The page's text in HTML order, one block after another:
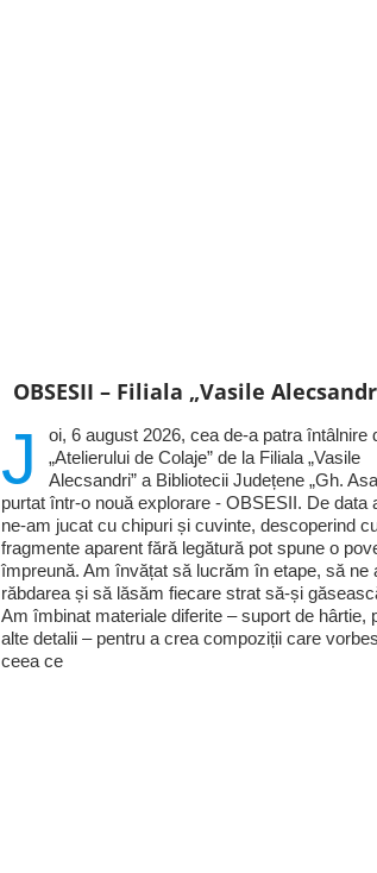
OBSESII – Filiala „Vasile
J
oi, 6 august 2026, cea de-a patra întâlnire
„Atelierului de Colaje” de la Filiala „Vasile
Alecsandri” a Bibliotecii Județene „Gh.
purtat într-o nouă explorare - OBSESII. De data
ne-am jucat cu chipuri și cuvinte, descoperind
fragmente aparent fără legătură pot spune o
împreună. Am învățat să lucrăm în etape, să ne
răbdarea și să lăsăm fiecare strat să-și
Am îmbinat materiale diferite – suport de hârtie,
alte detalii – pentru a crea compoziții care
ceea ce